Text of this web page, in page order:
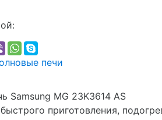
печи
Samsung MG 23K3614 AS
приготовления,